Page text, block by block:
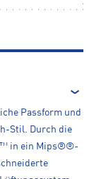
Passform und
Stil. Durch die
™ in ein Mips®®-